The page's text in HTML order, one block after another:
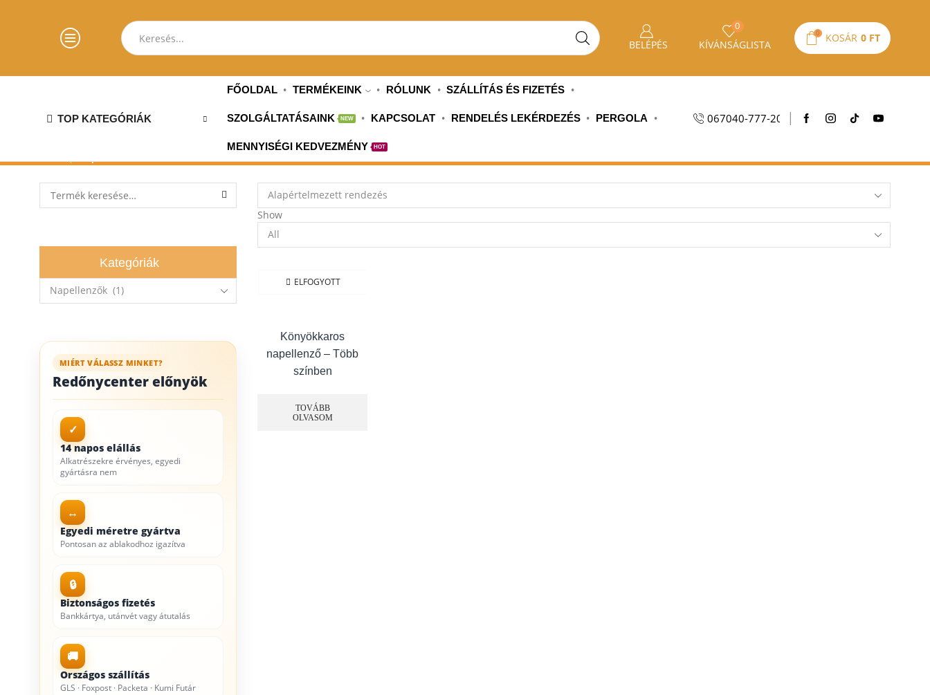
INPUT
BELÉPÉS
0
KÍVÁNSÁGLISTA
0 KOSÁR 0 FT
TOP KATEGÓRIÁK
FŐOLDAL TERMÉKEINK RÓLUNK SZÁLLÍTÁS ÉS FIZETÉS
SZOLGÁLTATÁSAINK NEW KAPCSOLAT RENDELÉS LEKÉRDEZÉS PERGOLA
MENNYISÉGI KEDVEZMÉNY HOT
067040-777-20
»
Show
Products
per
ELFOGYOTT
Könyökkaros
napellenző – Több
színben
TOVÁBB
OLVASOM
Search for:
Kategóriák
MIÉRT VÁLASSZ MINKET?
Redőnycenter előnyök
✓
14 napos elállás
Alkatrészekre érvényes, egyedi
gyártásra nem
↔
Egyedi méretre gyártva
Pontosan az ablakodhoz igazítva
🔒
Biztonságos fizetés
Bankkártya, utánvét vagy átutalás
🚚
Országos szállítás
GLS · Foxpost · Packeta · Kumi Futár